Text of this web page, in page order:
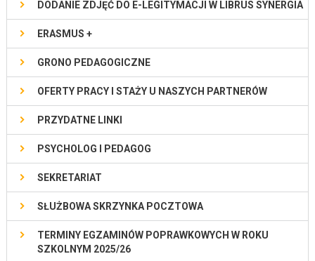
DODANIE ZDJĘĆ DO E-LEGITYMACJI W LIBRUS SYNERGIA
ERASMUS +
GRONO PEDAGOGICZNE
OFERTY PRACY I STAŻY U NASZYCH PARTNERÓW
PRZYDATNE LINKI
PSYCHOLOG I PEDAGOG
SEKRETARIAT
SŁUŻBOWA SKRZYNKA POCZTOWA
TERMINY EGZAMINÓW POPRAWKOWYCH W ROKU
SZKOLNYM 2025/26